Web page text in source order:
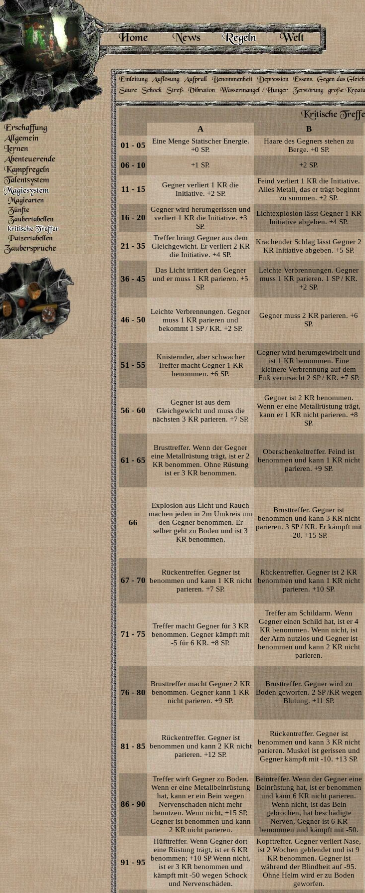
A B
01 - 05
Eine Menge Statischer Energie.
+0 SP.
Haare des Gegners stehen zu
Berge. +0 SP.
06 - 10 +1 SP. +2 SP.
11 - 15
Gegner verliert 1 KR die
Initiative. +2 SP.
Feind verliert 1 KR die Initiative.
Alles Metall, das er trägt beginnt
zu summen. +2 SP.
16 - 20
Gegner wird herumgerissen und
verliert 1 KR die Initiative. +3
SP.
Lichtexplosion lässt Gegner 1 KR
Initiative abgeben. +4 SP.
21 - 35
Treffer bringt Gegner aus dem
Gleichgewicht. Er verliert 2 KR
die Initiative. +4 SP.
Krachender Schlag lässt Gegner 2
KR Initiative abgeben. +5 SP.
36 - 45
Das Licht irritiert den Gegner
und er muss 1 KR parieren. +5
SP.
Leichte Verbrennungen. Gegner
muss 1 KR parieren. 1 SP / KR.
+2 SP.
46 - 50
Leichte Verbrennungen. Gegner
muss 1 KR parieren und
bekommt 1 SP / KR. +2 SP.
Gegner muss 2 KR parieren. +6
SP.
51 - 55
Knisternder, aber schwacher
Treffer macht Gegner 1 KR
benommen. +6 SP.
Gegner wird herumgewirbelt und
ist 1 KR benommen. Eine
kleinere Verbrennung auf dem
Fuß verursacht 2 SP / KR. +7 SP.
56 - 60
Gegner ist aus dem
Gleichgewicht und muss die
nächsten 3 KR parieren. +7 SP.
Gegner ist 2 KR benommen.
Wenn er eine Metallrüstung trägt,
kann er 1 KR nicht parieren. +8
SP.
61 - 65
Brusttreffer. Wenn der Gegner
eine Metallrüstung trägt, ist er 2
KR benommen. Ohne Rüstung
ist er 3 KR benommen.
Oberschenkeltreffer. Feind ist
benommen und kann 1 KR nicht
parieren. +9 SP.
66
Explosion aus Licht und Rauch
machen jeden in 2m Umkreis um
den Gegner benommen. Er
selber geht zu Boden und ist 3
KR benommen.
Brusttreffer. Gegner ist
benommen und kann 3 KR nicht
parieren. 3 SP / KR. Er kämpft mit
-20. +15 SP.
67 - 70
Rückentreffer. Gegner ist
benommen und kann 1 KR nicht
parieren. +7 SP.
Rückentreffer. Gegner ist 2 KR
benommen und kann 1 KR nicht
parieren. +10 SP.
71 - 75
Treffer macht Gegner für 3 KR
benommen. Gegner kämpft mit
-5 für 6 KR. +8 SP.
Treffer am Schildarm. Wenn
Gegner einen Schild hat, ist er 4
KR benommen. Wenn nicht, ist
der Arm nutzlos und Gegner ist
benommen und kann 2 KR nicht
parieren.
76 - 80
Brusttreffer macht Gegner 2 KR
benommen. Gegner kann 1 KR
nicht parieren. +9 SP.
Brusttreffer. Gegner wird zu
Boden geworfen. 2 SP /KR wegen
Blutung. +11 SP.
81 - 85
Rückentreffer. Gegner ist
benommen und kann 2 KR nicht
parieren. +12 SP.
Rückentreffer. Gegner ist
benommen und kann 3 KR nicht
parieren. Muskel ist gerissen und
Gegner kämpft mit -10. +13 SP.
86 - 90
Treffer wirft Gegner zu Boden.
Wenn er eine Metallbeinrüstung
hat, kann er ein Bein wegen
Nervenschaden nicht mehr
benutzen. Wenn nicht, +15 SP,
Gegner ist benommen und kann
2 KR nicht parieren.
Beintreffer. Wenn der Gegner eine
Beinrüstung hat, ist er benommen
und kann 6 KR nicht parieren.
Wenn nicht, ist das Bein
gebrochen, hat beschädigte
Nerven, Gegner ist 6 KR
benommen und kämpft mit -50.
91 - 95
Hüfttreffer. Wenn Gegner dort
eine Rüstung trägt, ist er 6 KR
benommen; +10 SP Wenn nicht,
ist er 3 KR benommen und
kämpft mit -50 wegen Schock
und Nervenschäden.
Kopftreffer. Gegner verliert Nase,
ist 2 Wochen geblendet und ist 9
KR benommen. Gegner ist
während der Blindheit auf -95.
Ohne Helm wird er zu Boden
geworfen.